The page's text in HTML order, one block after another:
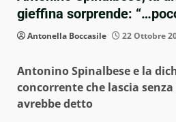
gieffina sorprende:
Antonella Boccasile 22 Ottobre
Antonino Spinalbese e la
concorrente che lascia senza
avrebbe detto